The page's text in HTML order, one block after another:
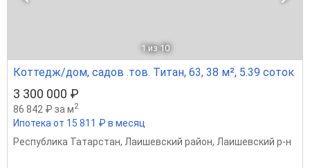
1 из 10
Коттедж/дом, садов .тов. Титан, 63, 38 м², 5.39 соток
3 300 000 ₽
86 842 ₽ за м2
Ипотека от 15 811 ₽ в месяц
Республика Татарстан, Лаишевский район, Лаишевский р-н